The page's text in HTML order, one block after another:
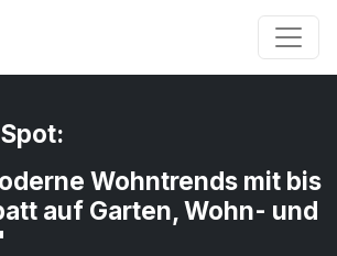
Wohntrends mit bis
auf Garten, Wohn- und